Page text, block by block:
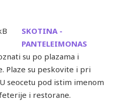
SKOTINA -
PANTELEIMONAS
su po plazama i
Plaze su peskovite i pri
seocetu pod istim imenom
i restorane.